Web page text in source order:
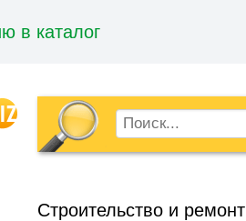
Строительство и ремонт